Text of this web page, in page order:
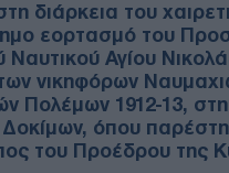
διάρκεια του
εορτασμό του
Ναυτικού Αγίου
νικηφόρων
Πολέμων 1912-13,
όπου
του Προέδρου της